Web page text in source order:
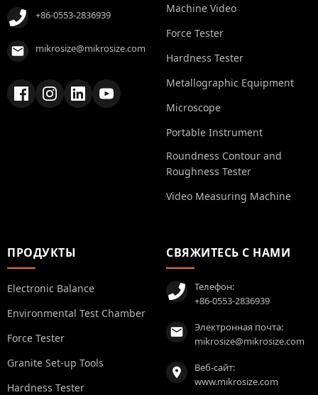
+86-0553-2836939
mikrosize@mikrosize.com
Machine Video
Force Tester
Hardness Tester
Metallographic Equipment
Microscope
Portable Instrument
Roundness Contour and
Roughness Tester
Video Measuring Machine
ПРОДУКТЫ
Electronic Balance
Environmental Test Chamber
Force Tester
Granite Set-up Tools
Hardness Tester
СВЯЖИТЕСЬ С НАМИ
Телефон:
+86-0553-2836939
Электронная почта:
mikrosize@mikrosize.com
Веб-сайт:
www.mikrosize.com